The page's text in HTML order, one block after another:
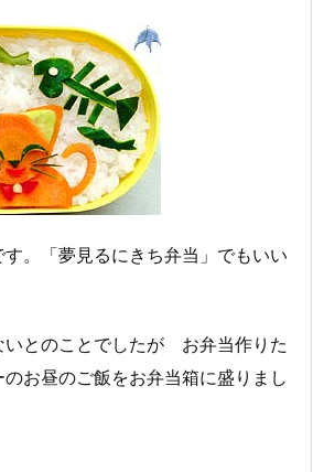
す。「夢見るにきち弁当」でもいい
いとのことでしたが お弁当作りた
お昼のご飯をお弁当箱に盛りまし